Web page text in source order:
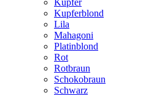
Kupfer
Kupferblond
Lila
Mahagoni
Platinblond
Rot
Rotbraun
Schokobraun
Schwarz